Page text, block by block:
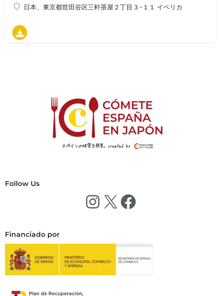
日本、東京都世田谷区三軒茶屋２丁目３−１１ イベリカ
Follow Us
Financiado por